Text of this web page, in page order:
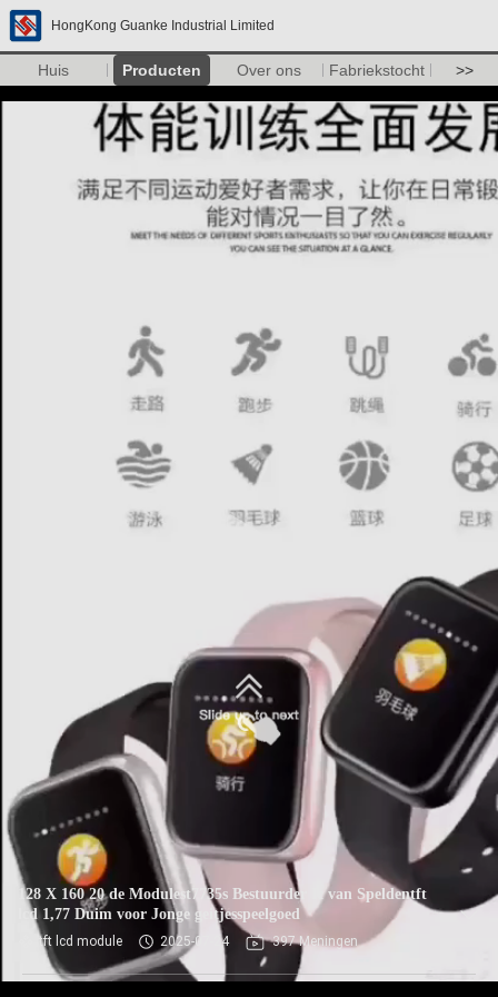
HongKong Guanke Industrial Limited
Huis Producten Over ons Fabriekstocht >>
128 X 160 20 de Modulest7735s Bestuurder Ic van Speldentft
lcd 1,77 Duim voor Jonge geitjesspeelgoed
tft lcd module 2025-07-24 397 Meningen